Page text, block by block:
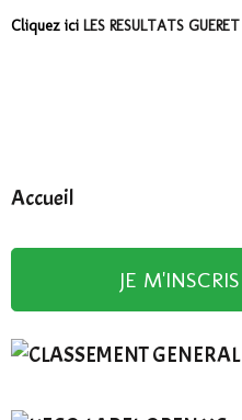
Cliquez ici LES RESULTATS
Accueil
JE